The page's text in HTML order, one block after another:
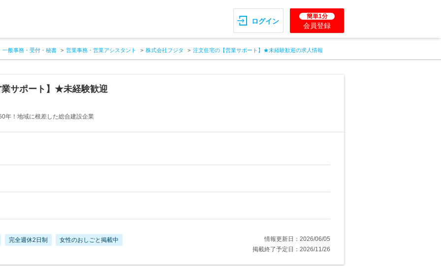
ログイン
簡単1分
会員登録
一般事務・受付・秘書 営業事務・営業アシスタント 株式会社フジタ 注文住宅の【営業サポート】★未経験歓迎の求人情報
サポート】★未経験歓迎
年！地域に根差した総合建設企業
完全週休2日制 女性のおしごと掲載中
情報更新日：2026/06/05
掲載終了予定日：2026/11/26